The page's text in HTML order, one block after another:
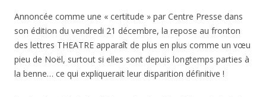
Annoncée comme une « certitude » par Centre Presse dans
son édition du vendredi 21 décembre, la repose au fronton
des lettres THEATRE apparaît de plus en plus comme un vœu
pieu de Noël, surtout si elles sont depuis longtemps parties à
la benne… ce qui expliquerait leur disparition définitive !